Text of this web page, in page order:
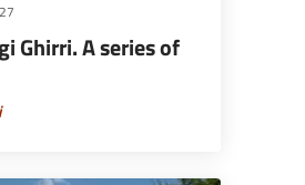
Ghirri. A series of